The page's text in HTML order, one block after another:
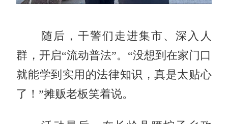
随后，干警们走进集市、深入人
群，开启“流动普法”。“没想到在家门口
就能学到实用的法律知识，真是太贴心
了！”摊贩老板笑着说。